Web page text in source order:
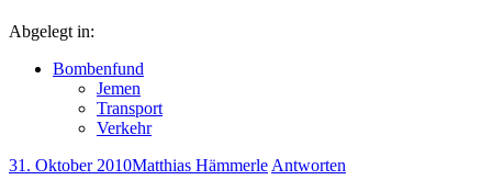
Abgelegt in:
Bombenfund
Jemen
Transport
Verkehr
31. Oktober 2010Matthias Hämmerle Antworten